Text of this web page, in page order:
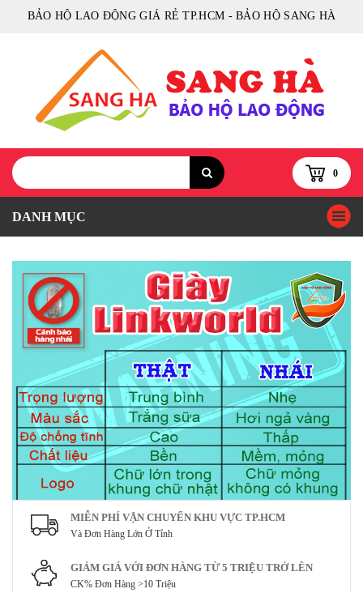
BẢO HỘ LAO ĐỘNG GIÁ RẺ TP.HCM - BẢO HỘ SANG HÀ
0
DANH MỤC
MIỄN PHÍ VẬN CHUYỂN KHU VỰC TP.HCM
Và Đơn Hàng Lớn Ở Tỉnh
GIẢM GIÁ VỚI ĐƠN HÀNG TỪ 5 TRIỆU TRỞ LÊN
CK% Đơn Hàng >10 Triệu